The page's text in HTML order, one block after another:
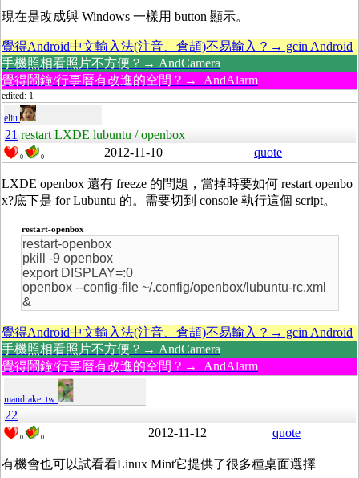
現在是改成與 Windows 一樣用 button 顯示。
覺得Android中文輸入法(注音、倉頡)不易輸入？→ gcin Android
手機照相看照片不方便？→ AndCamera
覺得鬧鐘/行事曆有改進的空間？→ AndAlarm
edited: 1
eliu
21 restart LXDE lubuntu / openbox
0 0 2012-11-10 quote
LXDE openbox 還有 freeze 的問題，當掉時要如何 restart openbo
x?底下是 for Lubuntu 的。需要切到 console 執行這個 script。
restart-openbox
restart-openbox
pkill -9 openbox
export DISPLAY=:0
openbox --config-file ~/.config/openbox/lubuntu-rc.xml
&
覺得Android中文輸入法(注音、倉頡)不易輸入？→ gcin Android
手機照相看照片不方便？→ AndCamera
覺得鬧鐘/行事曆有改進的空間？→ AndAlarm
mandrake_tw
22
0 0 2012-11-12 quote
有機會也可以試看看Linux Mint它提供了很多種桌面選擇